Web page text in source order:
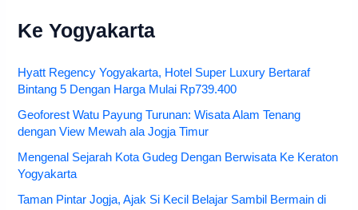
Ke Yogyakarta
Hyatt Regency Yogyakarta, Hotel Super Luxury Bertaraf
Bintang 5 Dengan Harga Mulai Rp739.400
Geoforest Watu Payung Turunan: Wisata Alam Tenang
dengan View Mewah ala Jogja Timur
Mengenal Sejarah Kota Gudeg Dengan Berwisata Ke Keraton
Yogyakarta
Taman Pintar Jogja, Ajak Si Kecil Belajar Sambil Bermain di